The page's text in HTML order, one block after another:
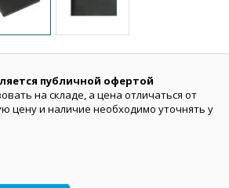
публичной офертой
на складе, а цена отличаться от
цену и наличие необходимо уточнять у